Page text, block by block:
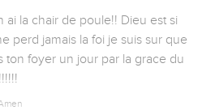
ai la chair de poule!! Dieu est si
perd jamais la foi je suis sur que
ton foyer un jour par la grace du